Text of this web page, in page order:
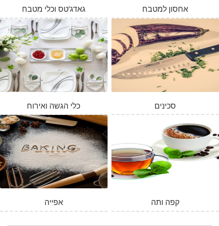
המלאי אזל
גאדג'טס וכלי מטבח אחסון למטבח
כלי הגשה ואירוח סכינים
אפייה קפה ותה